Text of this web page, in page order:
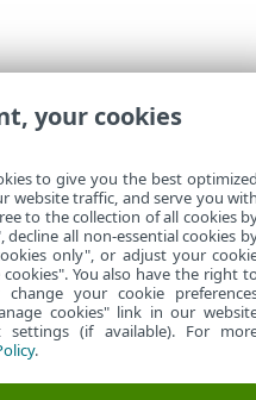
your cookies
to give you the best
website traffic, and serve you
to the collection of all cookies
decline all non-essential cookies
only", or adjust your
You also have the right
your cookie
cookies" link in our
(if available). For
.